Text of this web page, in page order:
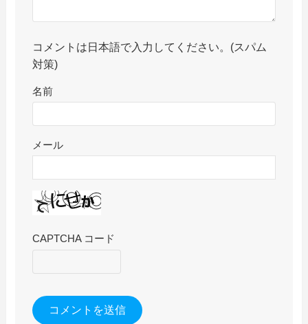
コメントは日本語で入力してください。(スパム
対策)
名前
メール
CAPTCHA コード